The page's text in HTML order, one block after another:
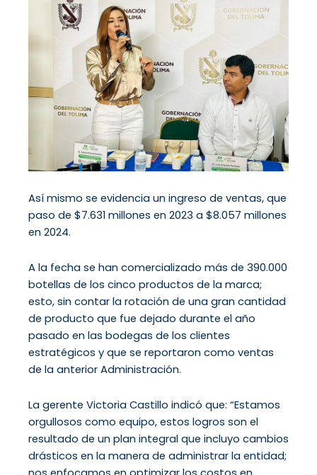
Así mismo se evidencia un ingreso de ventas, que
paso de $7.631 millones en 2023 a $8.057 millones
en 2024.
A la fecha se han comercializado más de 390.000
botellas de los cinco productos de la marca;
esto, sin contar la rotación de una gran cantidad
de producto que fue dejado durante el año
pasado en las bodegas de los clientes
estratégicos y que se reportaron como ventas
de la anterior Administración.
La gerente Victoria Castillo indicó que: “Estamos
orgullosos como equipo, estos logros son el
resultado de un plan integral que incluyo cambios
drásticos en la manera de administrar la entidad;